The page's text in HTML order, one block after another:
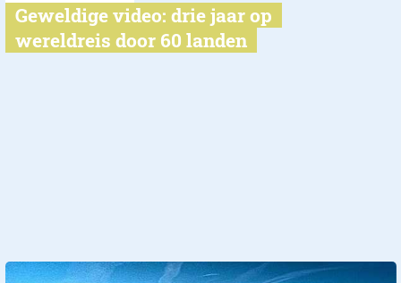
Geweldige video: drie jaar op
wereldreis door 60 landen